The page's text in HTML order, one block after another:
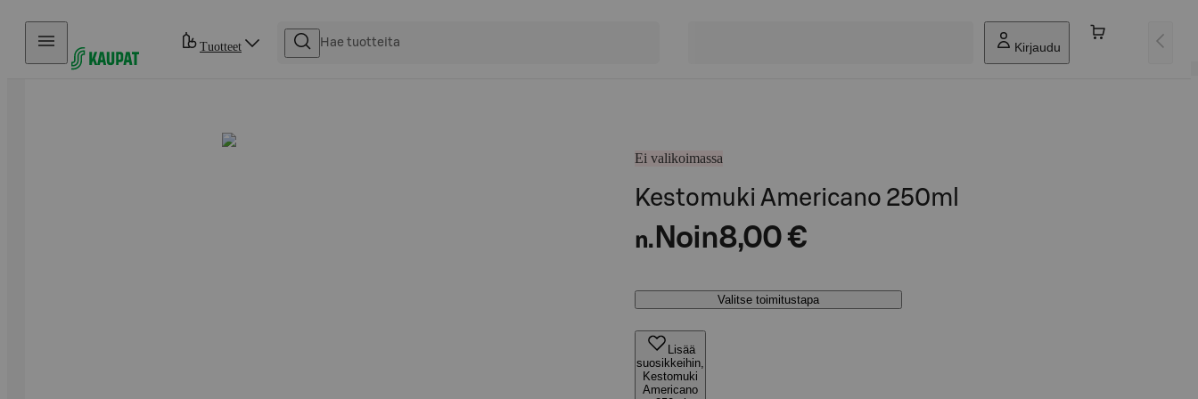
Hyppää sisältöön
Tuotteet Kirjaudu
Ei valikoimassa
Kestomuki Americano 250ml
n. Noin8,00 €
Valitse toimitustapa
Lisää
suosikkeihin,
Kestomuki
Americano